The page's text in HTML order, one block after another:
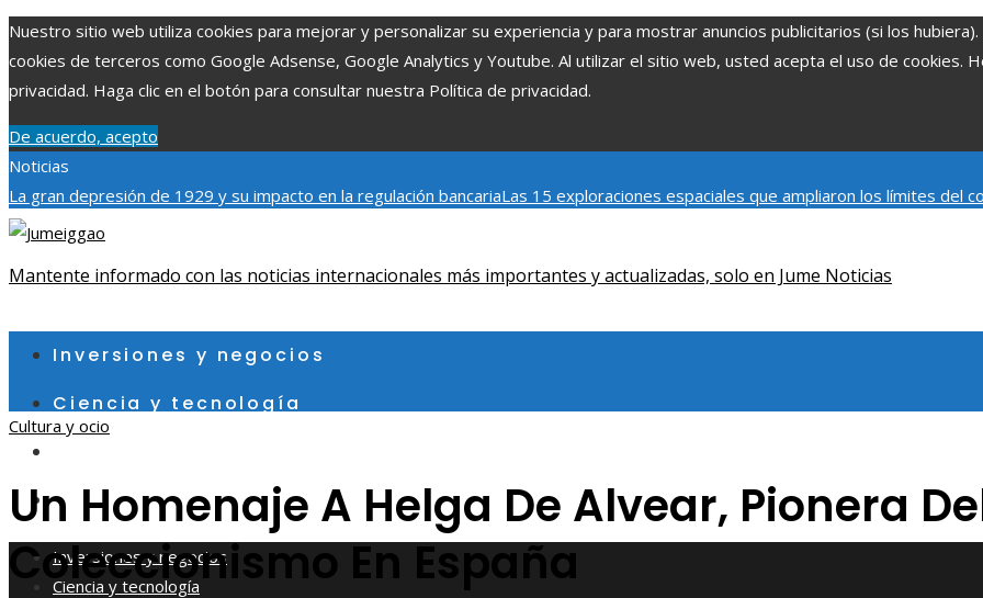
Nuestro sitio web utiliza cookies para mejorar y personalizar su experiencia y para mostrar anuncios publicitarios (si los
cookies de terceros como Google Adsense, Google Analytics y Youtube. Al utilizar el sitio web, usted acepta el uso de cookies.
privacidad. Haga clic en el botón para consultar nuestra Política de privacidad.
De acuerdo, acepto
Noticias
La gran depresión de 1929 y su impacto en la regulación bancariaLas 15 exploraciones espaciales que ampliaron los límites del
individuales más grandes y su impacto en la ciencia y tecnología
jueves, agosto 6
Mantente informado con las noticias internacionales más importantes y actualizadas, solo en Jume Noticias
Inversiones y negocios
Ciencia y tecnología
Responsabilidad social
Inversiones y negocios
Ciencia y tecnología
Cultura y ocio
Un Homenaje A Helga De Alvear, Pionera
Coleccionismo En España